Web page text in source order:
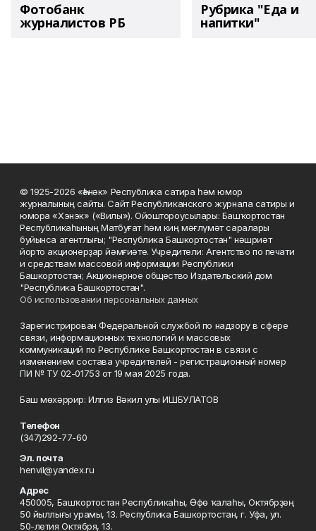
Фотобанк
журналистов РБ
Рубрика "Еда и
напитки"
© 1925-2026 «Һәнәк» Республика сатира һәм юмор
журналының сайты. Сайт Республиканского журнала сатиры и
юмора «Хэнэк» («Вилы»). Ойоштороусылары: Башҡортостан
Республикаһының Матбуғат һәм киң мәғлүмәт саралары
буйынса агентлығы; "Республика Башкортостан" нәшриәт
йорто акционерҙар йәмғиәте. Учредители: Агентство по печати
и средствам массовой информации Республики
Башкортостан; Акционерное общество Издательский дом
"Республика Башкортостан".
Об использовании персональных данных
Зарегистрирован Федеральной службой по надзору в сфере
связи, информационных технологий и массовых
коммуникаций по Республике Башкортостан в связи с
изменением состава учредителей - регистрационный номер
ПИ № ТУ 02-01753 от 19 мая 2025 года.
Баш мөхәррир: Илгиз Вәкил улы ИШБУЛАТОВ
Телефон
(347)292-77-60
Эл. почта
henvil@yandex.ru
Адрес
450005, Башҡортостан Республикаһы, Өфө ҡалаһы, Октябрҙең
50 йыллығы урамы, 13. Республика Башкортостан, г. Уфа, ул.
50-летия Октября, 13.